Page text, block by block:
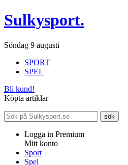
Sulkysport.
Söndag 9 augusti
SPORT
SPEL
Bli kund!
Köpta artiklar
Logga in Premium
Mitt konto
Sport
Spel